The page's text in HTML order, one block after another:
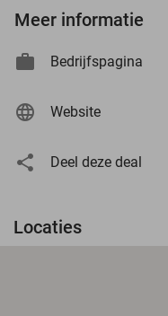
Meer informatie
Bedrijfspagina
Website
Deel deze deal
Locaties